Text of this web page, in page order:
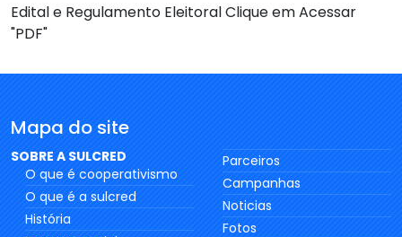
Edital e Regulamento Eleitoral Clique em Acessar
"PDF"
Mapa do site
SOBRE A SULCRED
O que é cooperativismo
O que é a sulcred
História
Parceiros
Campanhas
Noticias
Fotos